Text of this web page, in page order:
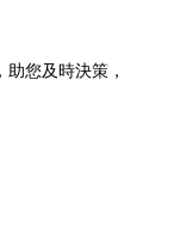
您及時決策，